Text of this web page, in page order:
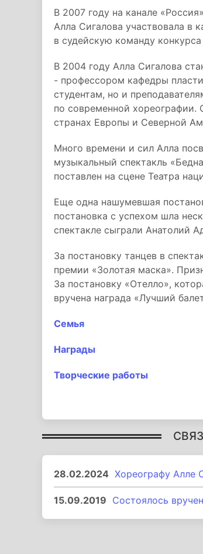
В 2007 году на канале
Алла Сигалова участвовала в
в судейскую команду
В 2004 году Алла Сигалова
- профессором кафедры
студентам, но и
по современной
странах Европы и Северной
Много времени и сил Алла
музыкальный спектакль
поставлен на сцене Театра
Еще одна нашумевшая
постановка с успехом шла
спектакле сыграли Анатолий
За постановку танцев в
премии «Золотая маска».
За постановку «Отелло»,
вручена награда «Лучший
Семья
Награды
Творческие работы
28.02.2024 Хореографу Алле
15.09.2019 Состоялось